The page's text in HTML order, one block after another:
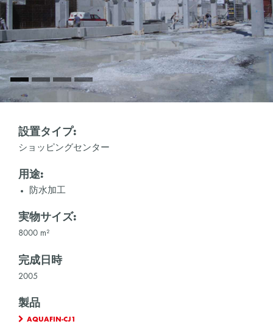
設置タイプ:
ショッピングセンター
用途:
防水加工
実物サイズ:
8000 m²
完成日時
2005
製品
AQUAFIN-CJ1